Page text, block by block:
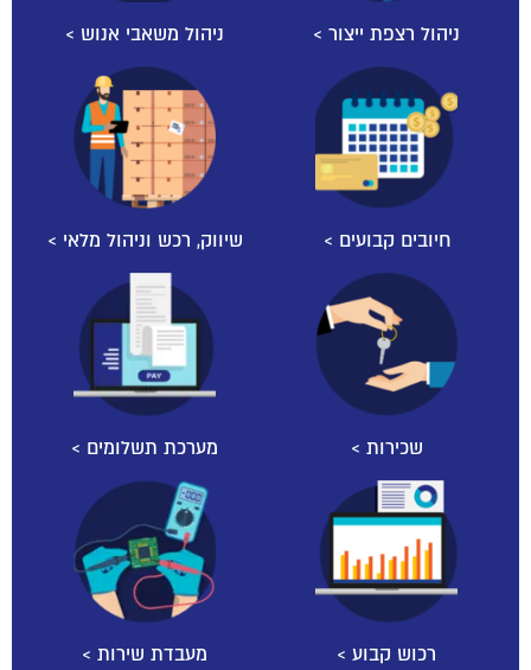
ניהול רצפת ייצור > ניהול משאבי אנוש >
חיובים קבועים > שיווק, רכש וניהול מלאי >
שכירות > מערכת תשלומים >
רכוש קבוע > מעבדת שירות >